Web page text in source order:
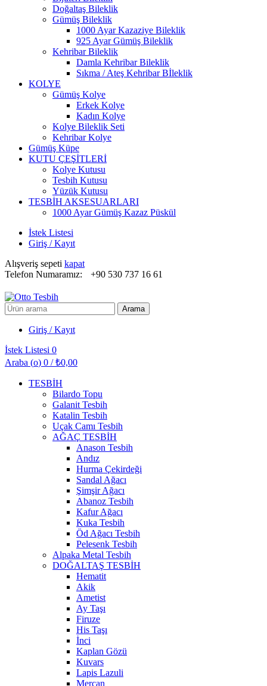
Doğaltaş Bileklik
Gümüş Bileklik
1000 Ayar Kazaziye Bileklik
925 Ayar Gümüş Bileklik
Kehribar Bileklik
Damla Kehribar Bileklik
Sıkma / Ateş Kehribar Bİleklik
KOLYE
Gümüş Kolye
Erkek Kolye
Kadın Kolye
Kolye Bileklik Seti
Kehribar Kolye
Gümüş Küpe
KUTU ÇEŞİTLERİ
Kolye Kutusu
Tesbih Kutusu
Yüzük Kutusu
TESBİH AKSESUARLARI
1000 Ayar Gümüş Kazaz Püskül
İstek Listesi
Giriş / Kayıt
Alışveriş sepeti kapat
Telefon Numaramız:
+90 530 737 16 61
Arayın: Arama
Giriş / Kayıt
İstek Listesi 0
Araba (o) 0 / ₺0,00
TESBİH
Bilardo Topu
Galanit Tesbih
Katalin Tesbih
Uçak Camı Tesbih
AĞAÇ TESBİH
Anason Tesbih
Andız
Hurma Çekirdeği
Sandal Ağacı
Şimşir Ağacı
Abanoz Tesbih
Kafur Ağacı
Kuka Tesbih
Öd Ağacı Tesbih
Pelesenk Tesbih
Alpaka Metal Tesbih
DOĞALTAŞ TESBİH
Hematit
Akik
Ametist
Ay Taşı
Firuze
His Taşı
İnci
Kaplan Gözü
Kuvars
Lapis Lazuli
Mercan